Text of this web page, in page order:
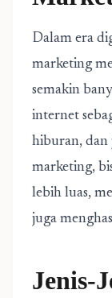
Dalam era
marketing
semakin
internet
hiburan, dan
marketing,
lebih luas,
juga
Jenis-